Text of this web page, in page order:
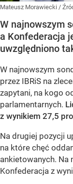
Mateusz Morawiecki /
W najnowszym
a Konfederacja
uwzględniono
W najnowszym
przez IBRiS na
zapytani, na kogo
parlamentarnych.
z wynikiem 27,5
Na drugiej pozycji
na które chęć
ankietowanych. Na
Konfederacja z